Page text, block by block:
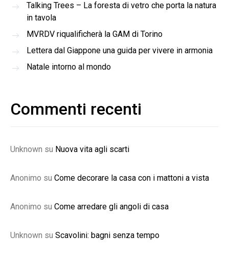
Talking Trees – La foresta di vetro che porta la natura
in tavola
MVRDV riqualificherà la GAM di Torino
Lettera dal Giappone una guida per vivere in armonia
Natale intorno al mondo
Commenti recenti
Unknown su Nuova vita agli scarti
Anonimo su Come decorare la casa con i mattoni a vista
Anonimo su Come arredare gli angoli di casa
Unknown su Scavolini: bagni senza tempo